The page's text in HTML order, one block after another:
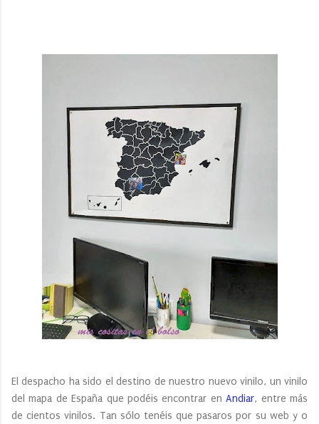
El despacho ha sido el destino de nuestro nuevo vinilo, un vinilo
del mapa de España que podéis encontrar enAndiar, entre más
de cientos vinilos. Tan sólo tenéis que pasaros por su web y o